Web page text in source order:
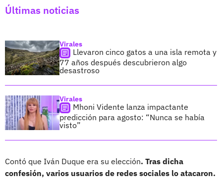
Últimas noticias
Virales
Llevaron cinco gatos a una isla remota y
77 años después descubrieron algo
desastroso
Virales
Mhoni Vidente lanza impactante
predicción para agosto: “Nunca se había
visto”
Contó que Iván Duque era su elección. Tras dicha
confesión, varios usuarios de redes sociales lo atacaron.